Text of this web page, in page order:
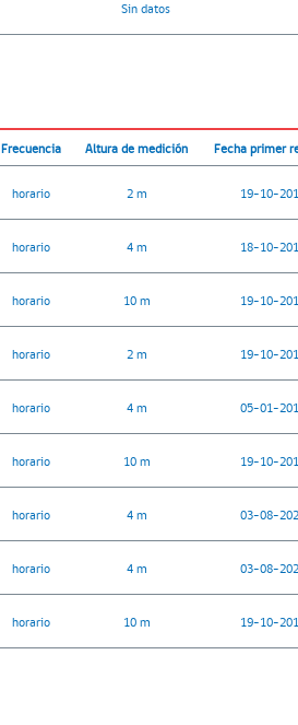
Sin datos
Frecuencia Altura de medición Fecha primer
horario 2 m 19-10-
horario 4 m 18-10-
horario 10 m 19-10-
horario 2 m 19-10-
horario 4 m 05-01-
horario 10 m 19-10-
horario 4 m 03-08-
horario 4 m 03-08-
horario 10 m 19-10-